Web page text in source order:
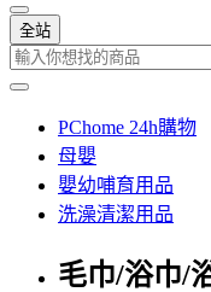
全站
PChome 24h購物
母嬰
嬰幼哺育用品
洗澡清潔用品
毛巾/浴巾/